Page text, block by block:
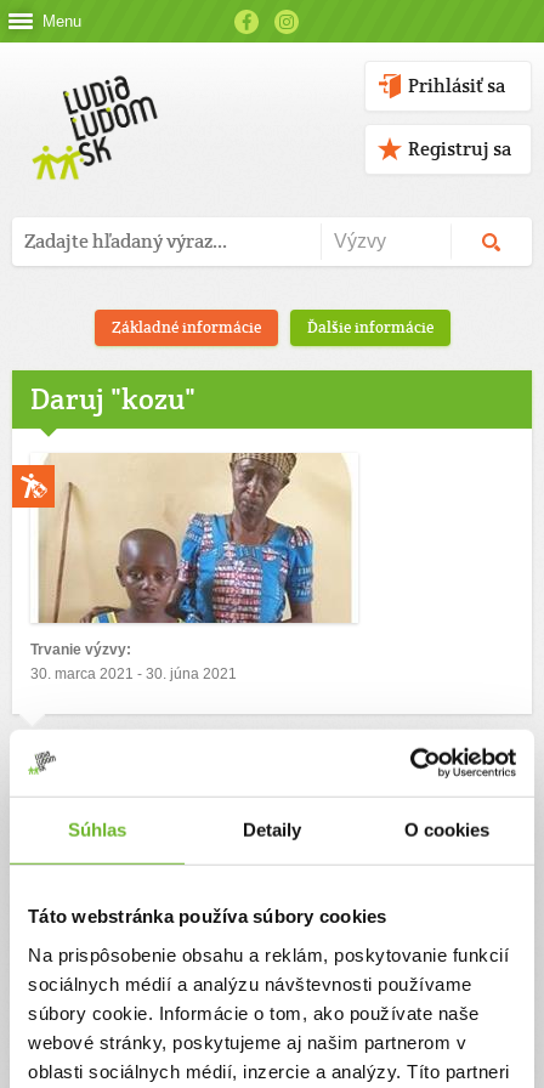
Súhlas Detaily O cookies
Táto webstránka používa súbory cookies
Na prispôsobenie obsahu a reklám, poskytovanie funkcií
sociálnych médií a analýzu návštevnosti používame
súbory cookie. Informácie o tom, ako používate naše
webové stránky, poskytujeme aj našim partnerom v
oblasti sociálnych médií, inzercie a analýzy. Títo partneri
Menu
Prihlásiť sa
Registruj sa
Základné informácie Ďalšie informácie
Daruj "kozu"
Trvanie výzvy:
30. marca 2021 - 30. júna 2021
Cieľ výzvy
Zakúpenie domáceho hospodárkseho zvieraťa (kozy alebo prasaťa) pre 50
Príbeh